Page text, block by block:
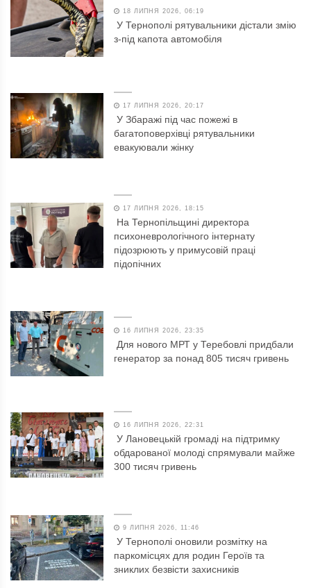
18 ЛИПНЯ 2026, 06:19
У Тернополі рятувальники дістали змію
з-під капота автомобіля
17 ЛИПНЯ 2026, 20:17
У Збаражі під час пожежі в
багатоповерхівці рятувальники
евакуювали жінку
17 ЛИПНЯ 2026, 18:15
На Тернопільщині директора
психоневрологічного інтернату
підозрюють у примусовій праці
підопічних
16 ЛИПНЯ 2026, 23:35
Для нового МРТ у Теребовлі придбали
генератор за понад 805 тисяч гривень
16 ЛИПНЯ 2026, 22:31
У Лановецькій громаді на підтримку
обдарованої молоді спрямували майже
300 тисяч гривень
9 ЛИПНЯ 2026, 11:46
У Тернополі оновили розмітку на
паркомісцях для родин Героїв та
зниклих безвісти захисників